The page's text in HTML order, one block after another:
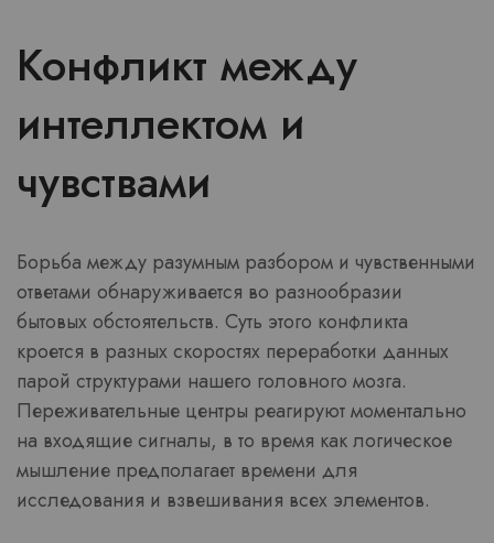
Конфликт между
интеллектом и
чувствами
Борьба между разумным разбором и чувственными
ответами обнаруживается во разнообразии
бытовых обстоятельств. Суть этого конфликта
кроется в разных скоростях переработки данных
парой структурами нашего головного мозга.
Переживательные центры реагируют моментально
на входящие сигналы, в то время как логическое
мышление предполагает времени для
исследования и взвешивания всех элементов.